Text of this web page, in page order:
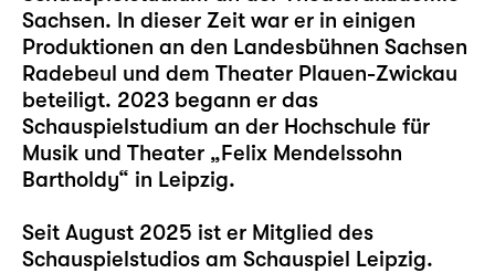
Sachsen. In dieser Zeit war er in einigen
Produktionen an den Landesbühnen Sachsen
Radebeul und dem Theater Plauen-Zwickau
beteiligt. 2023 begann er das
Schauspielstudium an der Hochschule für
Musik und Theater „Felix Mendelssohn
Bartholdy“ in Leipzig.
Seit August 2025 ist er Mitglied des
Schauspielstudios am Schauspiel Leipzig.